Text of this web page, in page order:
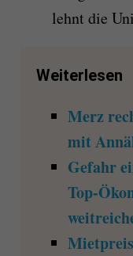
lehnt die
Weiterlesen
Merz
mit
Gefahr
Top-